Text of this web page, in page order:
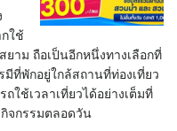
ใช้
ยาม ถือเป็นอีกหนึ่งทางเลือกที่
ที่พักอยู่ใกล้สถานที่ท่องเที่ยว
ใช้เวลาเที่ยวได้อย่างเต็มที่
จกรรมตลอดวัน